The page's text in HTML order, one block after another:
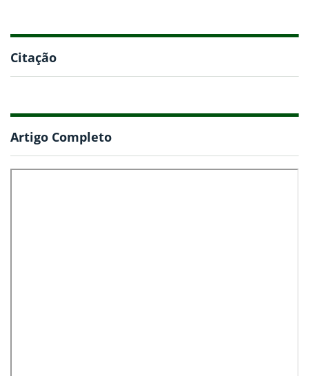
Citação
Artigo Completo